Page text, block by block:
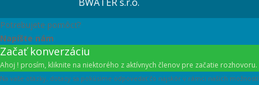
Potrebujete pomôcť?
Napíšte nám
Začať konverzáciu
Ahoj ! prosím, kliknite na niektorého z aktívnych členov pre začatie rozhovoru.
Na vaše otázky, dotazy sa pokúsime odpovedať čo najskôr v rámci našich možností.